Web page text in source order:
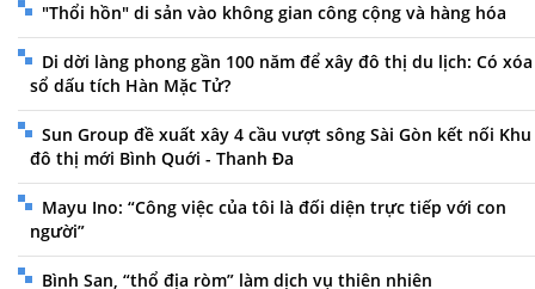
"Thổi hồn" di sản vào không gian công cộng và hàng hóa
Di dời làng phong gần 100 năm để xây đô thị du lịch: Có xóa
sổ dấu tích Hàn Mặc Tử?
Sun Group đề xuất xây 4 cầu vượt sông Sài Gòn kết nối Khu
đô thị mới Bình Quới - Thanh Đa
Mayu Ino: “Công việc của tôi là đối diện trực tiếp với con
người”
Bình San, “thổ địa ròm” làm dịch vụ thiên nhiên